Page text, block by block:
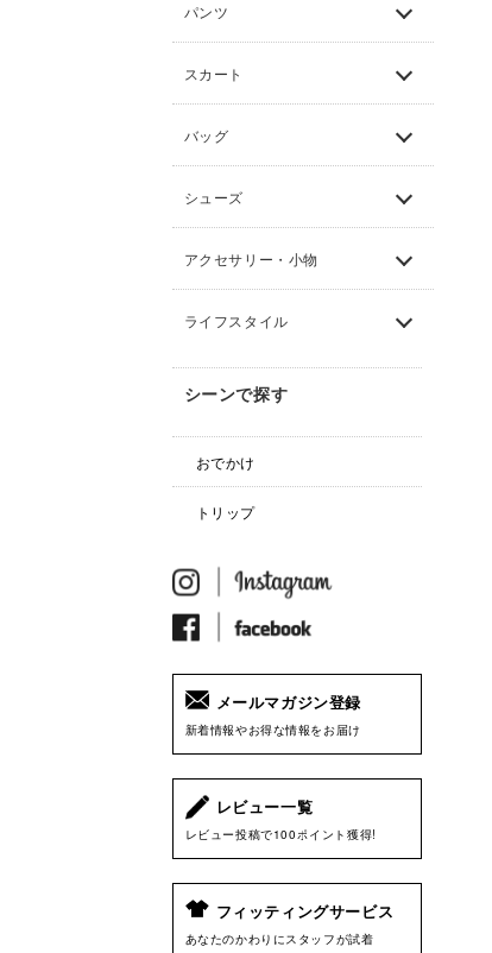
パンツ
スカート
バッグ
シューズ
アクセサリー・小物
ライフスタイル
シーンで探す
おでかけ
トリップ
メールマガジン登録
新着情報やお得な情報をお届け
レビュー一覧
レビュー投稿で100ポイント獲得!
フィッティングサービス
あなたのかわりにスタッフが試着